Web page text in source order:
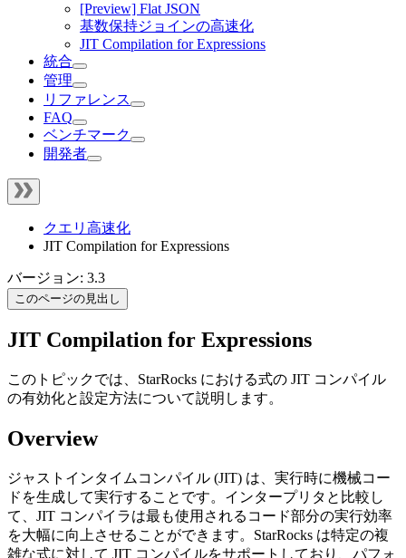
[Preview] Flat JSON
基数保持ジョインの高速化
JIT Compilation for Expressions
統合
管理
リファレンス
FAQ
ベンチマーク
開発者
クエリ高速化
JIT Compilation for Expressions
バージョン: 3.3
このページの見出し
JIT Compilation for Expressions
このトピックでは、StarRocks における式の JIT コンパイル
の有効化と設定方法について説明します。
Overview
ジャストインタイムコンパイル (JIT) は、実行時に機械コー
ドを生成して実行することです。インタープリタと比較し
て、JIT コンパイラは最も使用されるコード部分の実行効率
を大幅に向上させることができます。StarRocks は特定の複
雑な式に対して JIT コンパイルをサポートしており、パフォ